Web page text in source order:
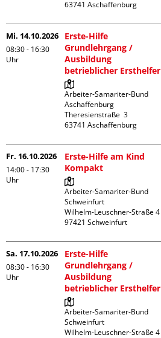
Mi. 14.10.2026
08:30 - 16:30
Uhr
Erste-Hilfe
Grundlehrgang /
Ausbildung
betrieblicher Ersthelfer
Arbeiter-Samariter-Bund
Aschaffenburg
Theresienstraße  3
Fr. 16.10.2026
14:00 - 17:30
Uhr
Erste-Hilfe am Kind
Kompakt
Arbeiter-Samariter-Bund
Schweinfurt
Wilhelm-Leuschner-Straße 4
Sa. 17.10.2026
08:30 - 16:30
Uhr
Erste-Hilfe
Grundlehrgang /
Ausbildung
betrieblicher Ersthelfer
Arbeiter-Samariter-Bund
Schweinfurt
Wilhelm-Leuschner-Straße 4